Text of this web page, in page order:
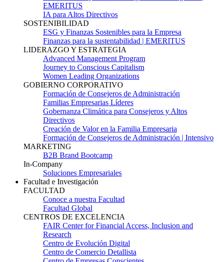
EMERITUS
IA para Altos Directivos
SOSTENIBILIDAD
ESG y Finanzas Sostenibles para la Empresa
Finanzas para la sustentabilidad | EMERITUS
LIDERAZGO Y ESTRATEGIA
Advanced Management Program
Journey to Conscious Capitalism
Women Leading Organizations
GOBIERNO CORPORATIVO
Formación de Consejeros de Administración
Familias Empresarias Líderes
Gobernanza Climática para Consejeros y Altos
Directivos
Creación de Valor en la Familia Empresaria
Formación de Consejeros de Administración | Intensivo
MARKETING
B2B Brand Bootcamp
In-Company
Soluciones Empresariales
Facultad e Investigación
FACULTAD
Conoce a nuestra Facultad
Facultad Global
CENTROS DE EXCELENCIA
FAIR Center for Financial Access, Inclusion and
Research
Centro de Evolución Digital
Centro de Comercio Detallista